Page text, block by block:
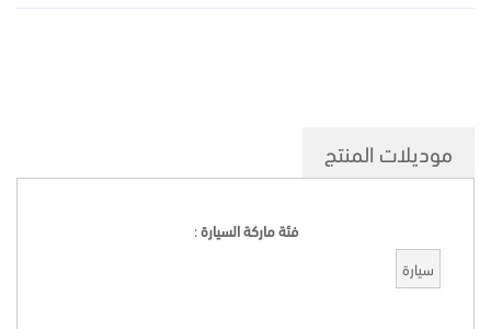
موديلات المنتج
فئة ماركة السيارة:
سيارة